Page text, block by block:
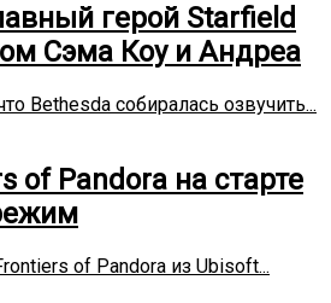
герой Starfield
Сэма Коу и Андреа
Bethesda собиралась озвучить...
of Pandora на старте
of Pandora из Ubisoft...